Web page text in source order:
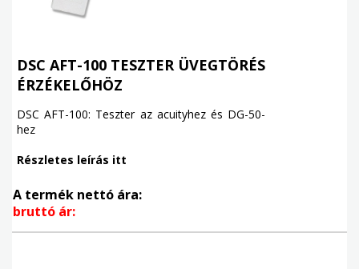
DSC AFT-100 TESZTER ÜVEGTÖRÉS
ÉRZÉKELŐHÖZ
DSC AFT-100: Teszter az acuityhez és DG-50-
hez
Részletes leírás itt
A termék nettó ára:
bruttó ár: